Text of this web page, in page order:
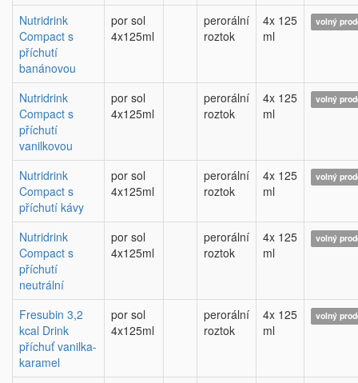
Nutridrink
Compact s
příchutí
banánovou
por sol
4x125ml
perorální
roztok
4x 125
ml
volný
Nutridrink
Compact s
příchutí
vanilkovou
por sol
4x125ml
perorální
roztok
4x 125
ml
volný
Nutridrink
Compact s
příchutí kávy
por sol
4x125ml
perorální
roztok
4x 125
ml
volný
Nutridrink
Compact s
příchutí
neutrální
por sol
4x125ml
perorální
roztok
4x 125
ml
volný
Fresubin 3,2
kcal Drink
příchuť vanilka-
karamel
por sol
4x125ml
perorální
roztok
4x 125
ml
volný